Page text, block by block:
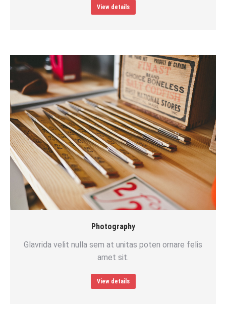
View details
Photography
Glavrida velit nulla sem at unitas poten ornare felis
amet sit.
View details